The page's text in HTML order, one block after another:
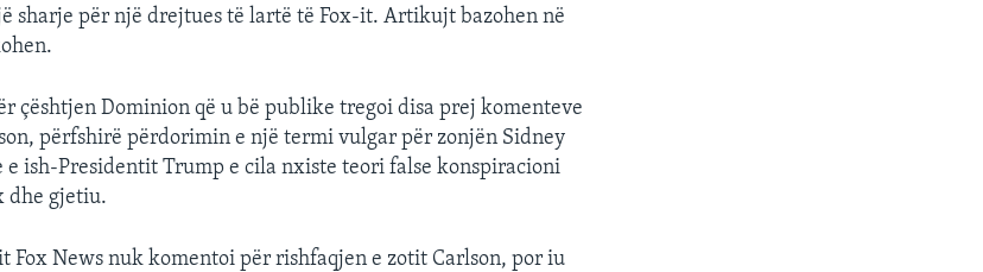
sharje për një drejtues të lartë të Fox-it. Artikujt bazohen në
çështjen Dominion që u bë publike tregoi disa prej komenteve
përfshirë përdorimin e një termi vulgar për zonjën Sidney
e ish-Presidentit Trump e cila nxiste teori false konspiracioni
dhe gjetiu.
Fox News nuk komentoi për rishfaqjen e zotit Carlson, por iu